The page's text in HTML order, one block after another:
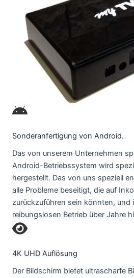
Sonderanfertigung von Android.
Das von unserem Unternehmen
Android-Betriebssystem wird
hergestellt. Das von uns speziell
alle Probleme beseitigt, die auf
zurückzuführen sein könnten, und
reibungslosen Betrieb über Jahre
4K UHD Auflösung
Der Bildschirm bietet ultrascharfe